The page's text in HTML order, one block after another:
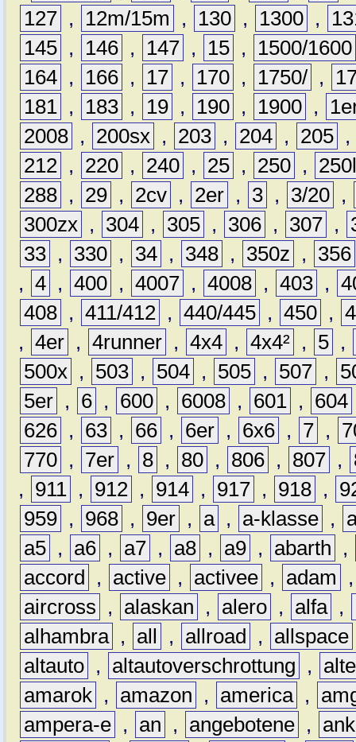
127 , 12m/15m , 130 , 1300 ,
145 , 146 , 147 , 15 ,
1500/1600
164 , 166 , 17 , 170 , 1750/ ,
181 , 183 , 19 , 190 , 1900 ,
2008 , 200sx , 203 , 204 , 205 ,
212 , 220 , 240 , 25 , 250 ,
288 , 29 , 2cv , 2er , 3 , 3/20 ,
300zx , 304 , 305 , 306 , 307 ,
33 , 330 , 34 , 348 , 350z ,
356
, 4 , 400 , 4007 , 4008 , 403 ,
408 , 411/412 , 440/445 , 450 ,
, 4er , 4runner , 4x4 , 4x4² , 5 ,
500x , 503 , 504 , 505 , 507 ,
5er , 6 , 600 , 6008 , 601 , 604
626 , 63 , 66 , 6er , 6x6 , 7 ,
770 , 7er , 8 , 80 , 806 , 807 ,
,
911 , 912 , 914 , 917 , 918 ,
959 , 968 , 9er , a , a-klasse ,
a5 , a6 , a7 , a8 , a9 , abarth
,
accord
, active , activee , adam
aircross
, alaskan , alero , alfa ,
alhambra , all , allroad , allspace
altauto , altautoverschrottung ,
amarok , amazon , america ,
ampera-e , an , angebotene ,